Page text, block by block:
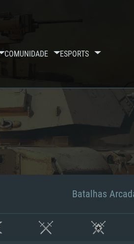
COMUNIDADE ESPORTS
Batalhas